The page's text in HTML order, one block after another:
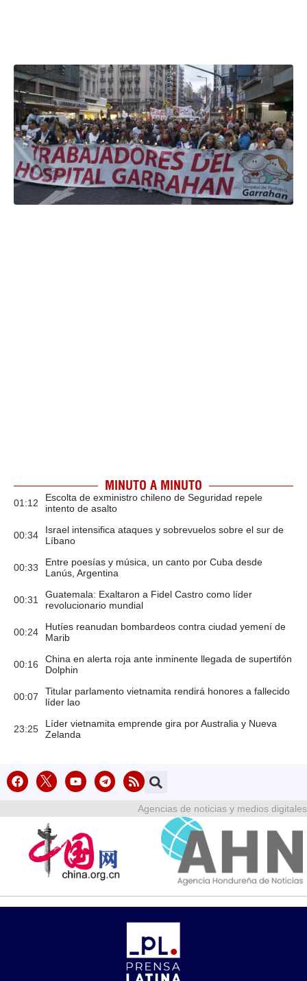
MINUTO A MINUTO
01:12
Escolta de exministro chileno de Seguridad repele
intento de asalto
00:34
Israel intensifica ataques y sobrevuelos sobre el sur de
Líbano
00:33
Entre poesías y música, un canto por Cuba desde
Lanús, Argentina
00:31
Guatemala: Exaltaron a Fidel Castro como líder
revolucionario mundial
00:24
Hutíes reanudan bombardeos contra ciudad yemení de
Marib
00:16
China en alerta roja ante inminente llegada de supertifón
Dolphin
00:07
Titular parlamento vietnamita rendirá honores a fallecido
líder lao
23:25
Líder vietnamita emprende gira por Australia y Nueva
Zelanda
Agencias de noticias y medios digitales